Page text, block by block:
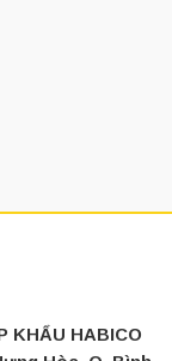
KHẨU HABICO